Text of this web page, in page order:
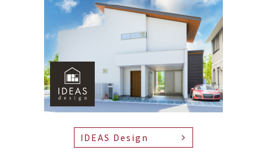
IDEAS Design